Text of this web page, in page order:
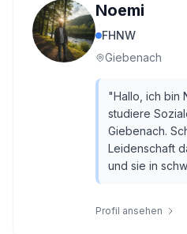
Noemi
FHNW
Giebenach
"Hallo, ich bin
studiere
Giebenach.
Leidenschaft
und sie in
Profil ansehen